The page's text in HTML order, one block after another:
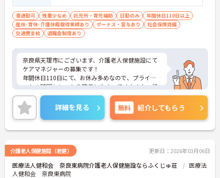
車通勤可 残業少なめ 託児所・育児補助 日勤のみ
年間休日110日以上
産休･育休･介護休暇取得実績あり
ボーナス・賞与あり
社会保険完備
交通費支給
退職金制度あり
奈良県天理市にございます、介護老人保健施設にて
ケアマネジャーの募集です！
年間休日110日にて、お休み多めなので、プライベ
ートの時間もしっかり確保しやすいです♪また、託
児所が完備されていますので、子育て中の方も安心
してご就業頂けます。
ご興味のある方は、マイナビ介護職までお問い合わ
せください。
詳細を見る 無料 紹介してもらう
介護老人保健施設（老健） 更新日：2026年03月06日
医療法人健和会 奈良東病院介護老人保健施設ならふくじゅ荘
医療法
人健和会 奈良東病院